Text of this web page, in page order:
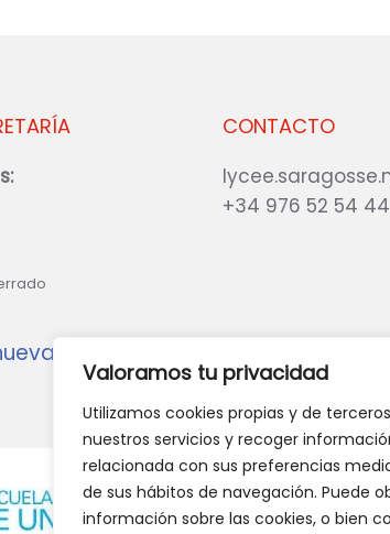
Valoramos tu privacidad
Utilizamos cookies propias y de
nuestros servicios y recoger
relacionada con sus preferencias
de sus hábitos de navegación. Puede
información sobre las cookies, o bien
CONTACTO
+34 976 52 54 44
web?